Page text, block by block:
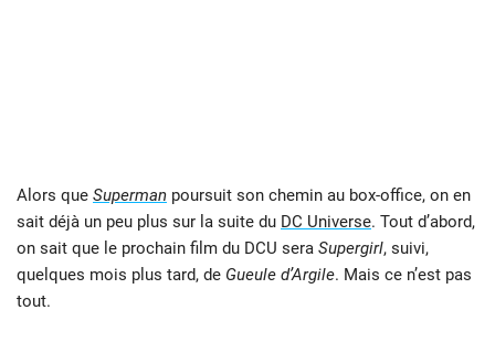
Alors que Superman poursuit son chemin au box-office, on en
sait déjà un peu plus sur la suite du DC Universe. Tout d’abord,
on sait que le prochain film du DCU sera Supergirl, suivi,
quelques mois plus tard, de Gueule d’Argile. Mais ce n’est pas
tout.